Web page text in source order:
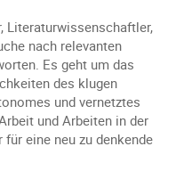
Literaturwissenschaftler,
nach relevanten
Es geht um das
des klugen
und vernetztes
und Arbeiten in der
eine neu zu denkende